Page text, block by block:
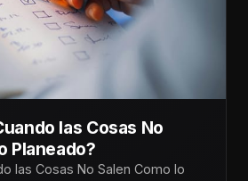
las Cosas No
Planeado?
las Cosas No Salen Como lo